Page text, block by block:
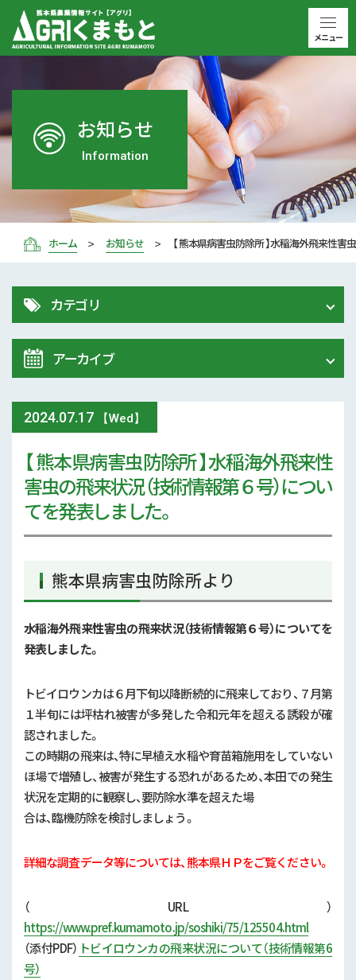
お知らせ
Information
ホーム お知らせ 【 熊本県病害虫防除所 】水稲海外飛来性害
2024.07.17 【Wed】
【 熊本県病害虫防除所 】水稲海外飛来性
害虫の飛来状況（技術情報第６号）につい
てを発表しました。
熊本県病害虫防除所より
水稲海外飛来性害虫の飛来状況（技術情報第６号）についてを
発表しました。
トビイロウンカは６月下旬以降断続的に飛来しており、７月第
１半旬には坪枯れ被害が多発した令和元年を超える誘殺が確
認されました。
この時期の飛来は、特に早植え水稲や育苗箱施用をしていない
ほ場で増殖し、被害が発生する恐れがあるため、本田での発生
状況を定期的に観察し、要防除水準を超えた場
合は、臨機防除を検討しましょう。
詳細な調査データ等については、熊本県ＨＰをご覧ください。
（URL）
https://www.pref.kumamoto.jp/soshiki/75/125504.html
（添付PDF） トビイロウンカの飛来状況について（技術情報第6
号）
カテゴリ
令和8年 熊本地震関連情報
農業大学校
スマート農業
参考文献
気象
現地情報
行政情報
補助事業
試験研究
農業コンクール大会
アーカイブ
2026年 (77)
2025年 (107)
2024年 (125)
2023年 (139)
2022年 (170)
2020年 (167)
2019年 (5)
メニュー